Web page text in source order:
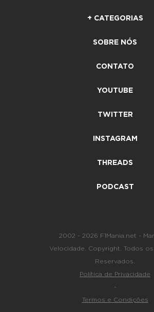
+ CATEGORIAS
SOBRE NÓS
CONTATO
YOUTUBE
TWITTER
INSTAGRAM
THREADS
PODCAST
2002 - 2026 F1Mania.net -
Velocidade. Copyright. Todos
Reservados.
Política de Privacidade
-
Termos e Condições